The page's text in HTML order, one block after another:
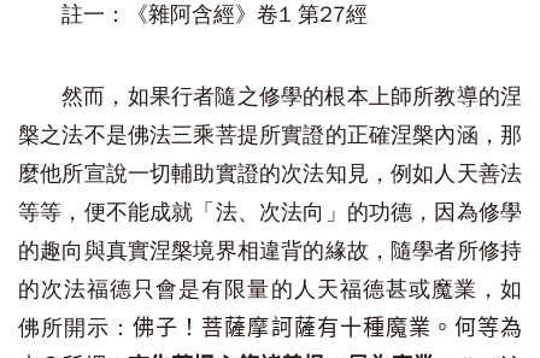
註一：《雜阿含經》卷1 第27經
然而，如果行者隨之修學的根本上師所教導的涅
槃之法不是佛法三乘菩提所實證的正確涅槃內涵，那
麼他所宣說一切輔助實證的次法知見，例如人天善法
等等，便不能成就「法、次法向」的功德，因為修學
的趣向與真實涅槃境界相違背的緣故 ，隨學者所修持
的次法福德只會是有限量的人天福德甚或魔業，如
佛所開示：佛子！菩薩摩訶薩有十種魔業。何等為